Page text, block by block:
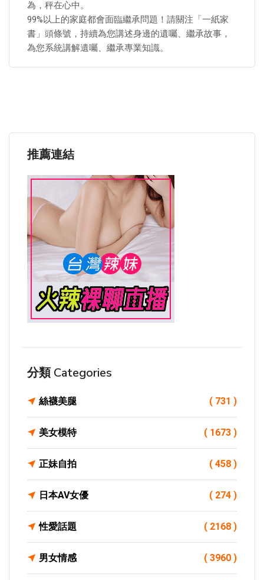
為，秤在心中。
99%以上的家庭都會面臨繼承問題！請關注「一紙家
書」頭條號，持續為您講述身邊的遺囑、繼承故事，
為您系統講解遺囑、繼承專業知識。
推薦連結
分類 Categories
絲襪美腿 ( 731 )
美女模特 ( 1673 )
正妹自拍 ( 458 )
日本AV女優 ( 274 )
性愛話題 ( 2168 )
男女情感 ( 3960 )